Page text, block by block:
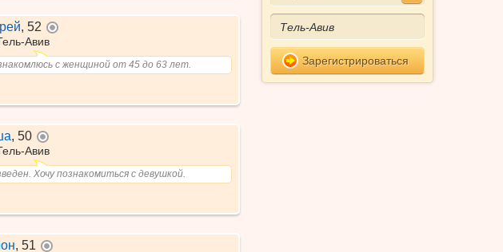
, 52
Авив
с женщиной от 45 до 63 лет.
, 50
Авив
Хочу познакомиться с девушкой.
, 51
Зарегистрироваться